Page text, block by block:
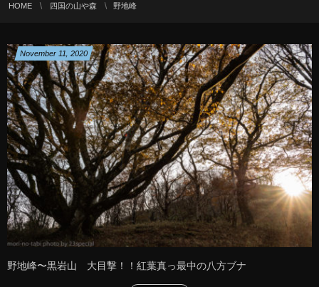
HOME 四国の山や森 野地峰
November 11,2020
野地峰〜黒岩山 大目撃！！紅葉真っ最中の八方ブナ